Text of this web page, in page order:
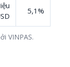
5,1%
VINPAS.